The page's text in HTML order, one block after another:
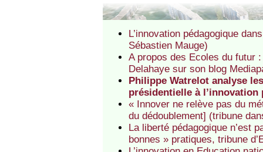
L’innovation pédagogique
Sébastien Mauge)
A propos des Ecoles du futur
Delahaye sur son blog
Philippe Watrelot analyse
présidentielle à
« Innover ne relève pas du
du dédoublement] (tribune
La liberté pédagogique n’est
bonnes » pratiques, tribune